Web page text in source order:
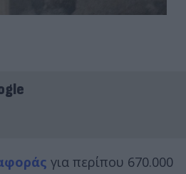
για περίπου 670.000